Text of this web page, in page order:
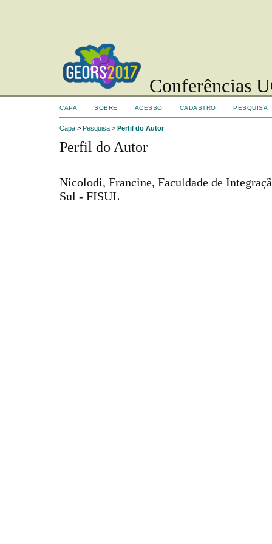
Conferências
CAPA SOBRE ACESSO CADASTRO PESQUISA
Capa > Pesquisa > Perfil do Autor
Perfil do Autor
Nicolodi, Francine, Faculdade de
Sul - FISUL